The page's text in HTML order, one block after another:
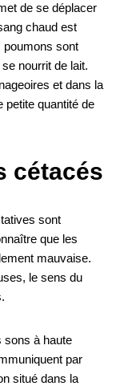
de se déplacer
chaud est
poumons sont
nourrit de lait.
et dans la
petite quantité de
cétacés
sont
que les
mauvaise.
le sens du
sons à haute
par
situé dans la